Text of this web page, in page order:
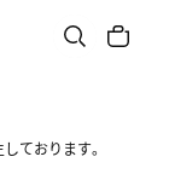
ております。